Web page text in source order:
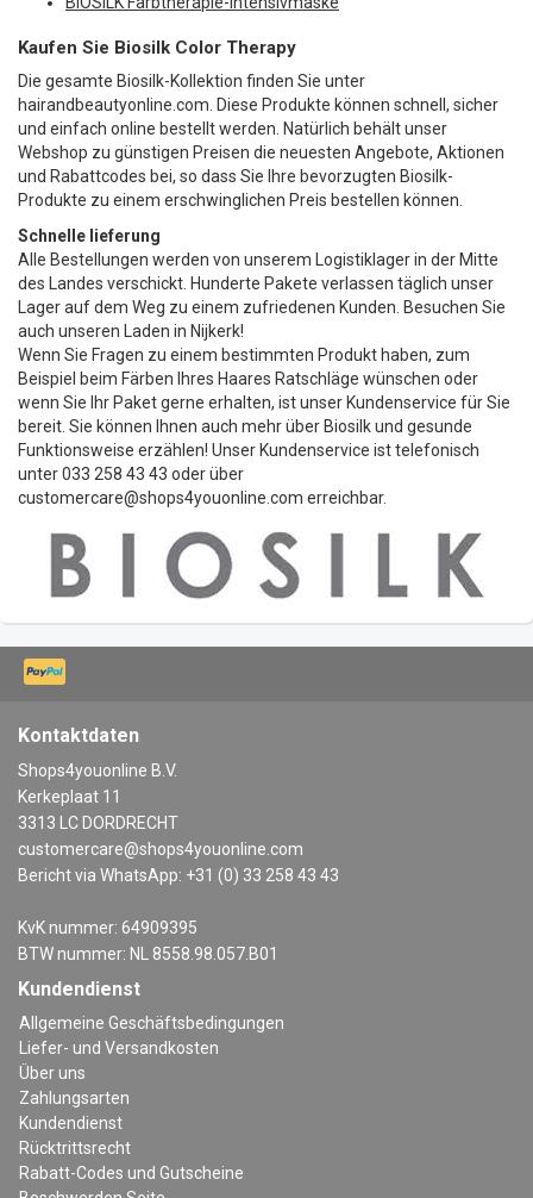
Kaufen Sie Biosilk Color Therapy
Die gesamte Biosilk-Kollektion finden Sie unter
hairandbeautyonline.com. Diese Produkte können schnell, sicher
und einfach online bestellt werden. Natürlich behält unser
Webshop zu günstigen Preisen die neuesten Angebote, Aktionen
und Rabattcodes bei, so dass Sie Ihre bevorzugten Biosilk-
Produkte zu einem erschwinglichen Preis bestellen können.
Schnelle lieferung
Alle Bestellungen werden von unserem Logistiklager in der Mitte
des Landes verschickt. Hunderte Pakete verlassen täglich unser
Lager auf dem Weg zu einem zufriedenen Kunden. Besuchen Sie
auch unseren Laden in Nijkerk!
Wenn Sie Fragen zu einem bestimmten Produkt haben, zum
Beispiel beim Färben Ihres Haares Ratschläge wünschen oder
wenn Sie Ihr Paket gerne erhalten, ist unser Kundenservice für Sie
bereit. Sie können Ihnen auch mehr über Biosilk und gesunde
Funktionsweise erzählen! Unser Kundenservice ist telefonisch
unter 033 258 43 43 oder über
customercare@shops4youonline.com erreichbar.
Kontaktdaten
Shops4youonline B.V.
Kerkeplaat 11
3313 LC DORDRECHT
customercare@shops4youonline.com
Bericht via WhatsApp: +31 (0) 33 258 43 43
KvK nummer: 64909395
BTW nummer: NL 8558.98.057.B01
Kundendienst
Allgemeine Geschäftsbedingungen
Liefer- und Versandkosten
Über uns
Zahlungsarten
Kundendienst
Rücktrittsrecht
Rabatt-Codes und Gutscheine